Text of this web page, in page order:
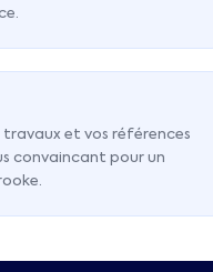
travaux et vos références
convaincant pour un